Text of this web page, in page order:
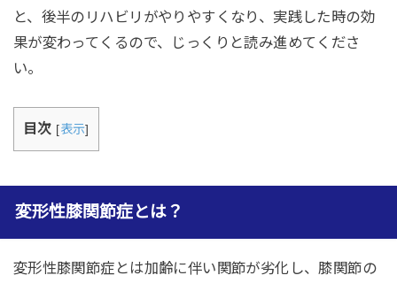
と、後半のリハビリがやりやすくなり、実践した時の効
果が変わってくるので、じっくりと読み進めてくださ
い。
目次 [表示]
変形性膝関節症とは？
変形性膝関節症とは加齢に伴い関節が劣化し、膝関節の